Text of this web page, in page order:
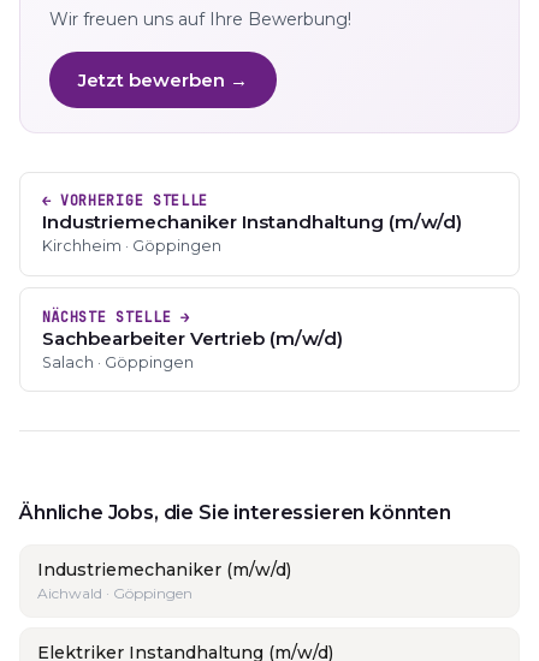
Wir freuen uns auf Ihre Bewerbung!
Jetzt bewerben →
← VORHERIGE STELLE
Industriemechaniker Instandhaltung (m/w/d)
Kirchheim · Göppingen
NÄCHSTE STELLE →
Sachbearbeiter Vertrieb (m/w/d)
Salach · Göppingen
Ähnliche Jobs, die Sie interessieren könnten
Industriemechaniker (m/w/d)
Aichwald · Göppingen
Elektriker Instandhaltung (m/w/d)